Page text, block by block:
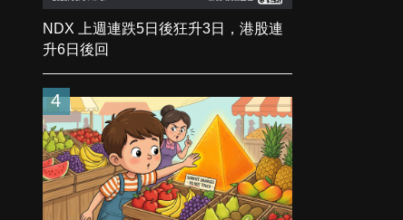
NDX 上週連跌5日後狂升3日，港股連
升6日後回
4